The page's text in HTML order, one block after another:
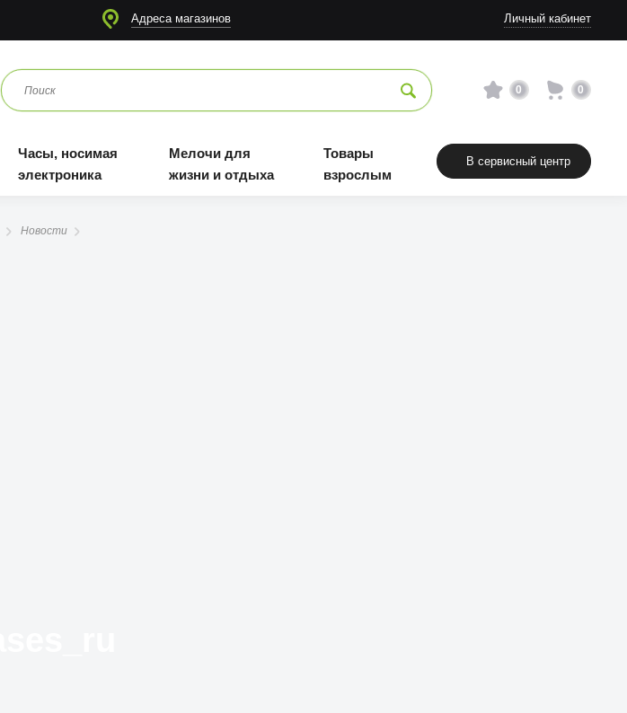
Адреса магазинов Личный кабинет
0 0
Часы, носимая
электроника
Мелочи для
жизни и отдыха
Товары
взрослым
В сервисный центр
Новости